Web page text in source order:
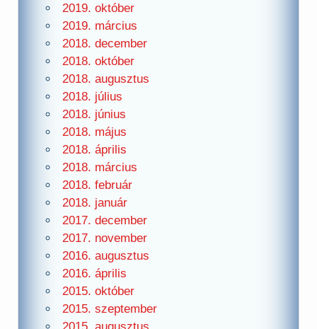
2019. október
2019. március
2018. december
2018. október
2018. augusztus
2018. július
2018. június
2018. május
2018. április
2018. március
2018. február
2018. január
2017. december
2017. november
2016. augusztus
2016. április
2015. október
2015. szeptember